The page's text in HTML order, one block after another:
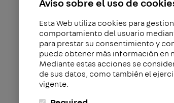
Aviso sobre el uso de
Esta Web utiliza cookies para
comportamiento del usuario
para prestar su consentimiento y
puede obtener más información en
Mediante estas acciones se
de sus datos, como también el
vigente.
seguridad de
En caso de
sobrecargas,
circuito
suministro de
Hay que
carga. Esto